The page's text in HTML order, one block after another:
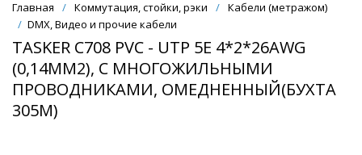
Главная / Коммутация, стойки, рэки / Кабели (метражом)
/ DMX, Видео и прочие кабели
TASKER C708 PVC - UTP 5E 4*2*26AWG
(0,14ММ2), С МНОГОЖИЛЬНЫМИ
ПРОВОДНИКАМИ, ОМЕДНЕННЫЙ(БУХТА
305М)